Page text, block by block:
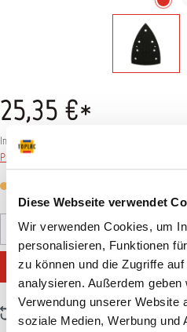
Diese Webseite verwendet
Wir verwenden Cookies, um
personalisieren, Funktionen
zu können und die Zugriffe
analysieren. Außerdem
Verwendung unserer Website
soziale Medien, Werbung und
25,35 €*
Inhalt:1 Stück
Preise inkl. MwSt. zzgl. Versandkosten
Produkt Anzahl: Gib den
IN DEN
Zum Vergleich hinzufügen